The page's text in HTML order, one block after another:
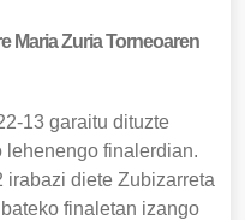
Maria Zuria Torneoaren
13 garaitu dituzte
lehenengo finalerdian.
irabazi diete Zubizarreta
finaletan izango